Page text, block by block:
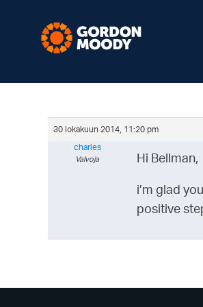
30 lokakuun 2014, 11:20 pm
charles
Valvoja Hi Bellman,
i’m glad
positive